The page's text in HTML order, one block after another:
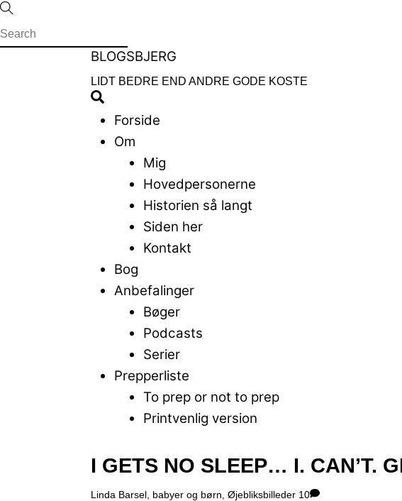
Skip
to
content
Menu
BLOGSBJERG
LIDT BEDRE END ANDRE GODE KOSTE
Search
Forside
Om
Mig
Hovedpersonerne
Historien så langt
Siden her
Kontakt
Bog
Anbefalinger
Bøger
Podcasts
Serier
Prepperliste
To prep or not to prep
Printvenlig version
Close
I GETS NO SLEEP… I. CAN’T.
Linda Barsel, babyer og børn Øjebliksbilleder 10